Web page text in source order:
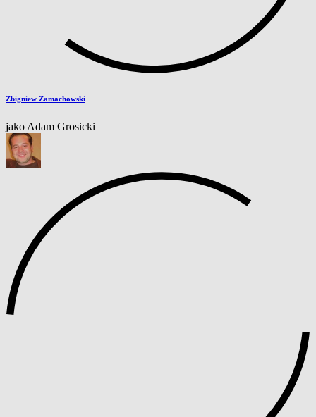
Zbigniew Zamachowski
jako Adam Grosicki